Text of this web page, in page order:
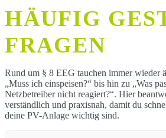
HÄUFIG
FRAGEN
Rund um § 8 EEG tauchen immer wieder
„Muss ich einspeisen?“ bis hin zu „Was
Netzbetreiber nicht reagiert?“. Hier
verständlich und praxisnah, damit du
deine PV-Anlage wichtig sind.